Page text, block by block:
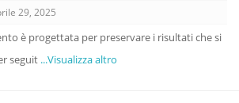
29, 2025
è progettata per preservare i risultati che si
seguit ...Visualizza altro